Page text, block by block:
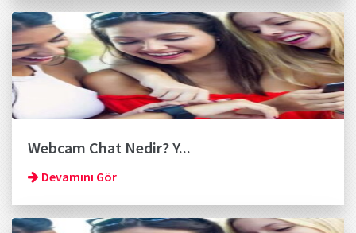
Webcam Chat Nedir? Y...
Devamını Gör